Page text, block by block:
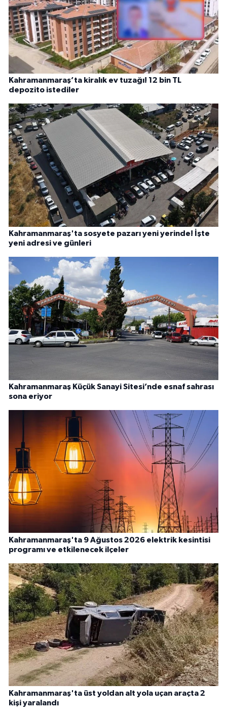
Kahramanmaraş’ta kiralık ev tuzağı! 12 bin TL
depozito istediler
Kahramanmaraş'ta sosyete pazarı yeni yerinde! İşte
yeni adresi ve günleri
Kahramanmaraş Küçük Sanayi Sitesi’nde esnaf sahrası
sona eriyor
Kahramanmaraş'ta 9 Ağustos 2026 elektrik kesintisi
programı ve etkilenecek ilçeler
Kahramanmaraş'ta üst yoldan alt yola uçan araçta 2
kişi yaralandı